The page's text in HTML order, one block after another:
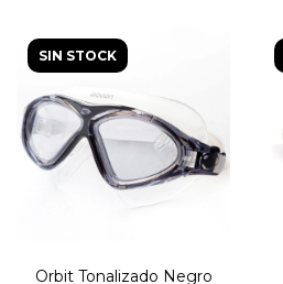
SIN STOCK
Orbit Tonalizado Negro